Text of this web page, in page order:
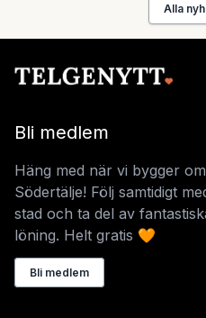
Alla
Bli medlem
Häng med när vi bygger
Södertälje! Följ samtidigt
stad och ta del av
löning. Helt gratis 🧡
Bli medlem